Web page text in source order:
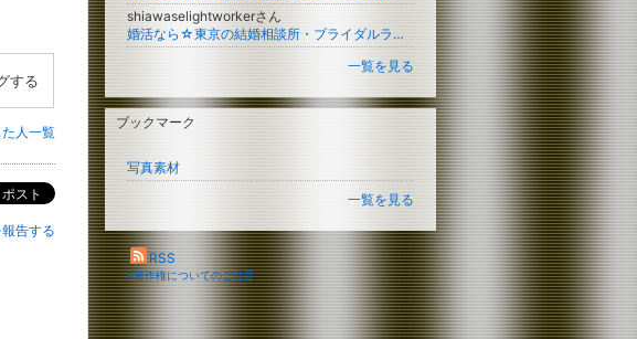
する
人一覧
ポスト
告する
shiawaselightworkerさん
婚活なら☆東京の結婚相談所・ブライダルラウンジ九段下
一覧を見る
ブックマーク
写真素材
一覧を見る
RSS
※著作権についてのご注意